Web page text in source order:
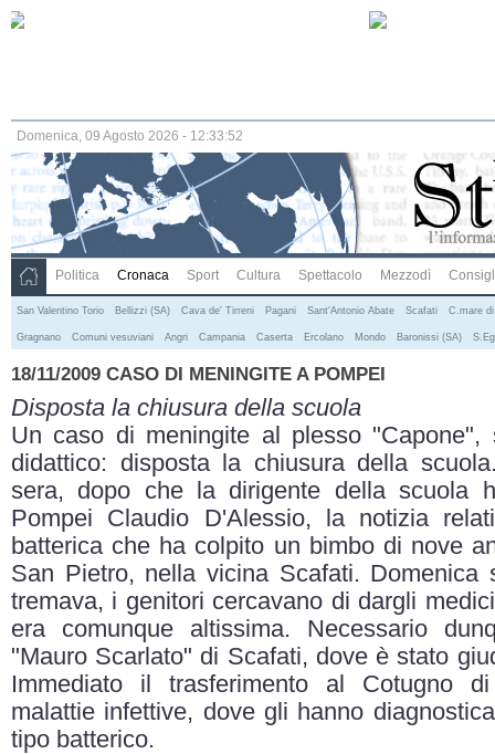
Domenica, 09 Agosto 2026 - 12:33:52
Politica Cronaca Sport Cultura Spettacolo Mezzodì
San Valentino Torio Bellizzi (SA) Cava de' Tirreni Pagani Sant'Antonio Abate Scafati C.mare
Gragnano Comuni vesuviani Angri Campania Caserta Ercolano Mondo Baronissi (SA)
18/11/2009 CASO DI MENINGITE A POMPEI
Disposta la chiusura della scuola
Un caso di meningite al plesso "Capone",
didattico: disposta la chiusura della
sera, dopo che la dirigente della scuola
Pompei Claudio D'Alessio, la notizia
batterica che ha colpito un bimbo di nove
San Pietro, nella vicina Scafati.
tremava, i genitori cercavano di dargli
era comunque altissima. Necessario
"Mauro Scarlato" di Scafati, dove è stato
Immediato il trasferimento al Cotugno
malattie infettive, dove gli hanno
tipo batterico.